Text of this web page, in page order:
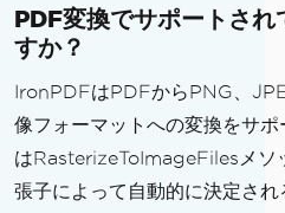
PDF変換でサポートさ
すか？
IronPDFはPDFからPNG、
像フォーマットへの変換をサポ
はRasterizeToImageFilesメソ
張子によって自動的に決定さ